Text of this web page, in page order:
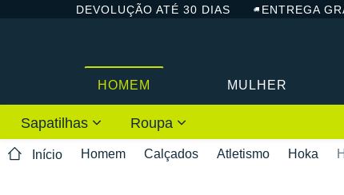
DEVOLUÇÃO ATÉ 30 DIAS ENTREGA
HOMEM MULHER
Sapatilhas Roupa
Início Homem Calçados Atletismo Hoka